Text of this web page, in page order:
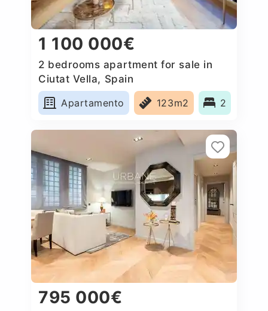
1 100 000€
2 bedrooms apartment for sale in
Ciutat Vella, Spain
Apartamento
123m2 2
795 000€